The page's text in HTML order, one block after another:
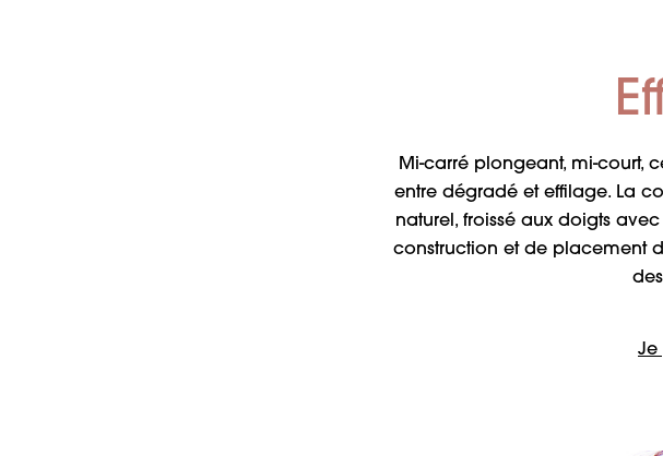
Mi-carré plongeant, mi-court,
entre dégradé et effilage. La
naturel, froissé aux doigts
construction et de placement
Je